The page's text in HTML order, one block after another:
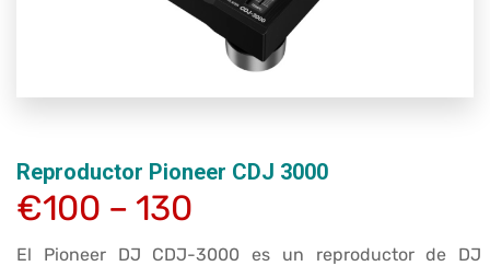
Reproductor Pioneer CDJ 3000
€100 – 130
El Pioneer DJ CDJ-3000 es un reproductor de DJ